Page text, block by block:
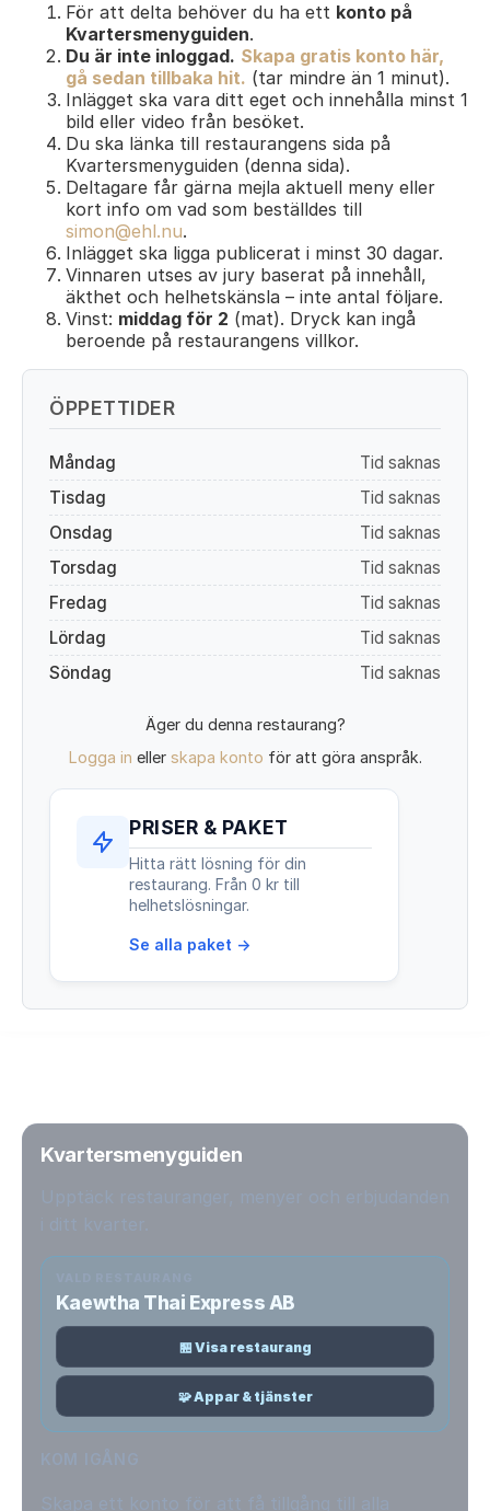
För att delta behöver du ha ett konto på
Kvartersmenyguiden.
Du är inte inloggad. Skapa gratis konto här,
gå sedan tillbaka hit. (tar mindre än 1 minut).
Inlägget ska vara ditt eget och innehålla minst 1
bild eller video från besöket.
Du ska länka till restaurangens sida på
Kvartersmenyguiden (denna sida).
Deltagare får gärna mejla aktuell meny eller
kort info om vad som beställdes till
simon@ehl.nu.
Inlägget ska ligga publicerat i minst 30 dagar.
Vinnaren utses av jury baserat på innehåll,
äkthet och helhetskänsla – inte antal följare.
Vinst: middag för 2 (mat). Dryck kan ingå
beroende på restaurangens villkor.
ÖPPETTIDER
Måndag
Tid saknas
Tisdag
Tid saknas
Onsdag
Tid saknas
Torsdag
Tid saknas
Fredag
Tid saknas
Lördag
Tid saknas
Söndag
Tid saknas
Äger du denna restaurang?
Logga in eller skapa konto för att göra anspråk.
PRISER & PAKET
Hitta rätt lösning för din
restaurang. Från 0 kr till
helhetslösningar.
Se alla paket →
Kvartersmenyguiden
Kaewtha Thai Express AB
🏪 Visa restaurang
🧩 Appar & tjänster